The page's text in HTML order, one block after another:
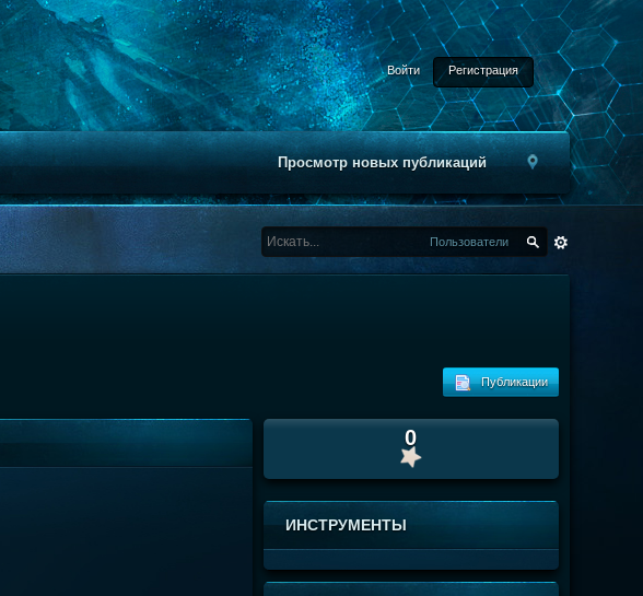
Войти Регистрация
Просмотр новых публикаций
Пользователи
Публикации
0
ИНСТРУМЕНТЫ